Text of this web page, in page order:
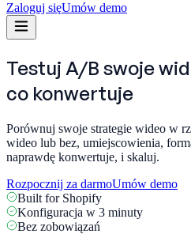
Zaloguj sięUmów demo
Testuj A/B swoje
co konwertuje
Porównuj swoje strategie wideo w
wideo lub bez, umiejscowienia,
naprawdę konwertuje, i skaluj.
Rozpocznij za darmoUmów demo
Built for Shopify
Konfiguracja w 3 minuty
Bez zobowiązań